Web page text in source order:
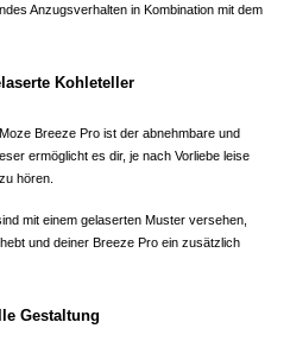
Anzugsverhalten in Kombination mit dem
Kohleteller
Breeze Pro ist der abnehmbare und
ermöglicht es dir, je nach Vorliebe leise
hören.
mit einem gelaserten Muster versehen,
und deiner Breeze Pro ein zusätzlich
Gestaltung